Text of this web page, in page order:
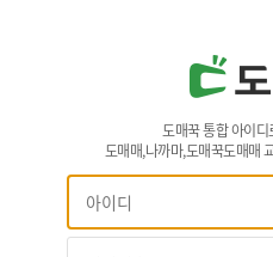
도매꾹 통합 아이
도매매,나까마,도매꾹도매매